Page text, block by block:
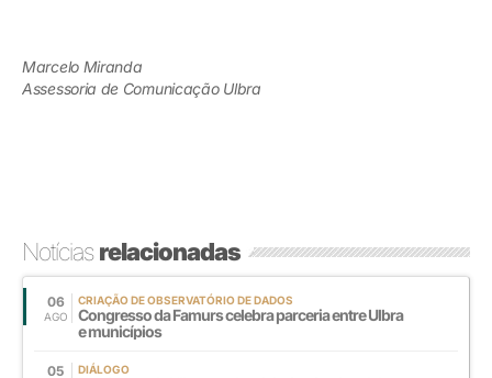
Marcelo Miranda
Assessoria de Comunicação Ulbra
Notíciasrelacionadas
06
AGO
CRIAÇÃO DE OBSERVATÓRIO DE DADOS
Congresso da Famurs celebra parceria entre Ulbra
e municípios
05 DIÁLOGO